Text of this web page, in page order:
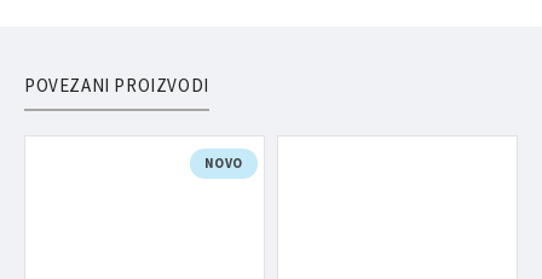
POVEZANI PROIZVODI
NOVO